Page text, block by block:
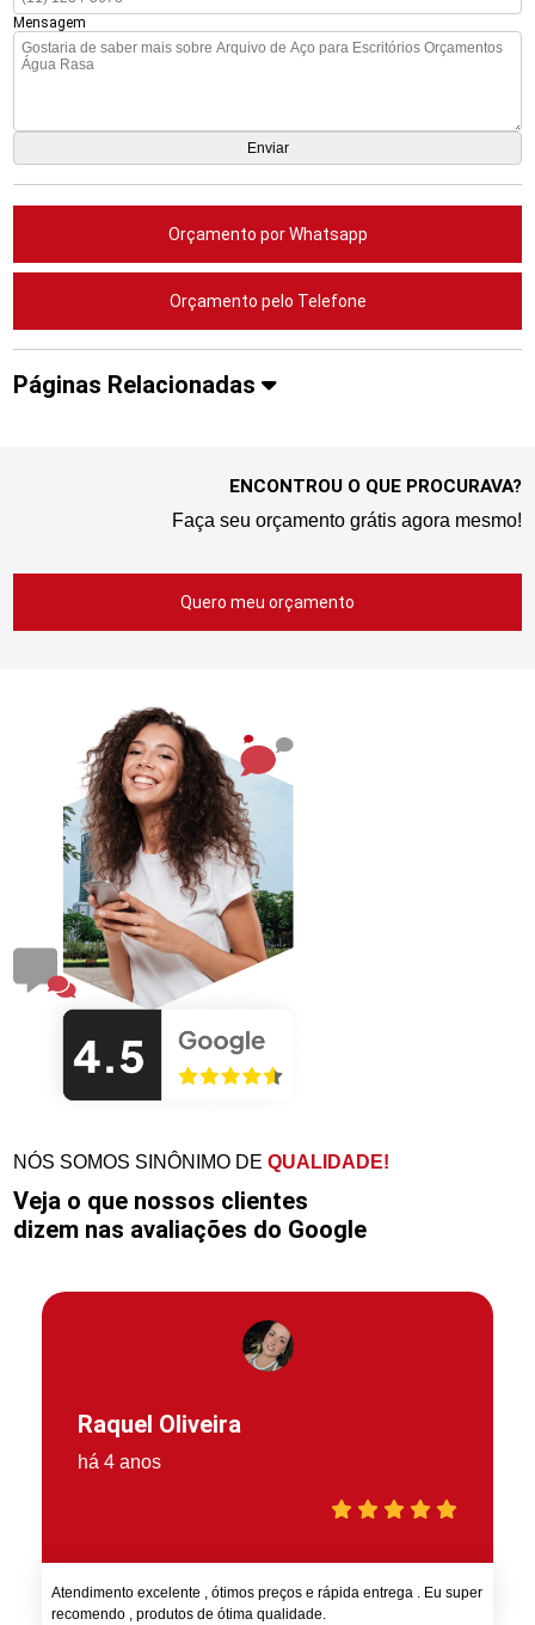
Mensagem
Orçamento por Whatsapp
Orçamento pelo Telefone
Páginas Relacionadas
ENCONTROU O QUE PROCURAVA?
Faça seu orçamento grátis agora mesmo!
Quero meu orçamento
NÓS SOMOS SINÔNIMO DEQUALIDADE!
Veja o que nossos clientes
dizem nas avaliações do Google
Raquel Oliveira
há 4 anos
Atendimento excelente , ótimos preços e rápida entrega . Eu super
recomendo , produtos de ótima qualidade.